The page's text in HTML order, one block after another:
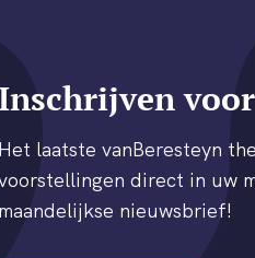
Inschrijven
Het laatste vanBeresteyn
direct in uw
maandelijkse nieuwsbrief!